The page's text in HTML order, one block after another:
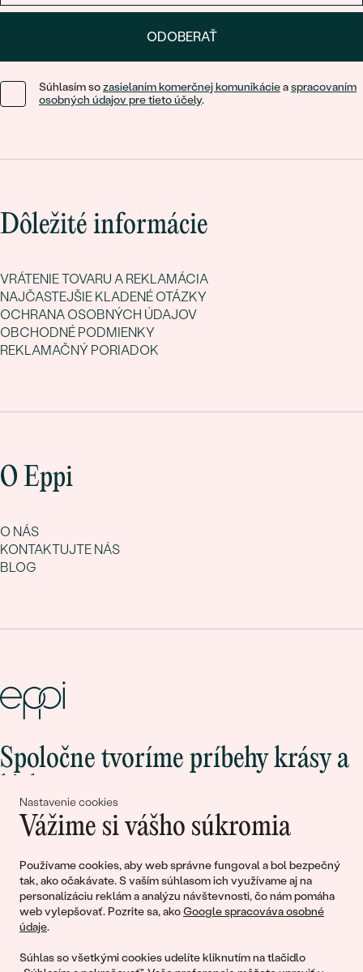
Nastavenie cookies
Vážime si vášho súkromia
Používame cookies, aby web správne fungoval a bol bezpečný
tak, ako očakávate. S vaším súhlasom ich využívame aj na
personalizáciu reklám a analýzu návštevnosti, čo nám pomáha
web vylepšovať. Pozrite sa, akoGoogle spracováva osobné
údaje.
Súhlas so všetkými cookies udelíte kliknutím na tlačidlo
ODOBERAŤ
Súhlasím sozasielaním komerčnej komunikácieaspracovaním
osobných údajov pre tieto účely.
Dôležité informácie
VRÁTENIE TOVARU A REKLAMÁCIA
NAJČASTEJŠIE KLADENÉ OTÁZKY
OCHRANA OSOBNÝCH ÚDAJOV
OBCHODNÉ PODMIENKY
REKLAMAČNÝ PORIADOK
O Eppi
O NÁS
KONTAKTUJTE NÁS
BLOG
Spoločne tvoríme príbehy krásy a
Pripojte sa k nám!